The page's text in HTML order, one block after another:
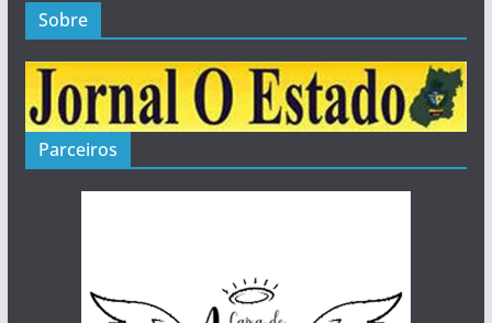
Sobre
Parceiros